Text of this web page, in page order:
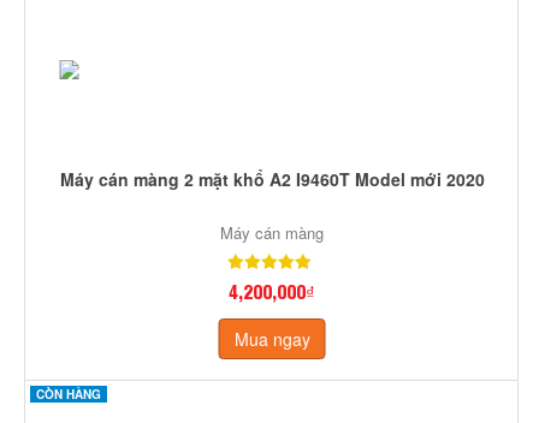
Máy cán màng 2 mặt khổ A2 I9460T Model mới 2020
Máy cán màng
4,200,000₫
Mua ngay
CÒN HÀNG